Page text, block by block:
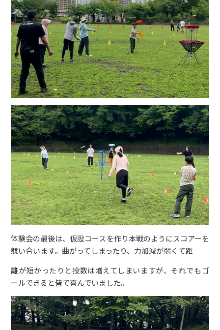
体験会の最後は、仮設コースを作り本戦のようにスコアーを
競い合います。曲がってしまったり、力加減が弱くて距
離が短かったりと投数は増えてしまいますが、それでもゴ
ールできると皆で喜んでいました。